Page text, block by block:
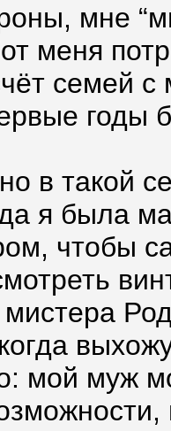
мне
меня
семей
годы
в такой
я была
чтобы
мой муж